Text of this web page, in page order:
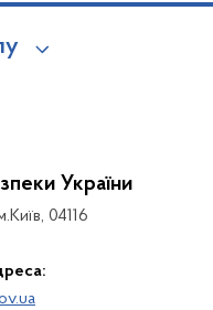
України
04116